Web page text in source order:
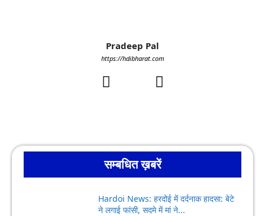
Pradeep Pal
https://hdibharat.com
सम्बधित ख़बरें
Hardoi News: हरदोई में दर्दनाक हादसा: बेटे
ने लगाई फांसी, सदमे में मां ने...